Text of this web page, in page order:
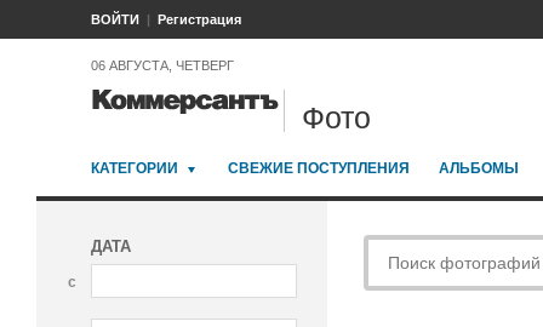
ВОЙТИ Регистрация
06 АВГУСТА, ЧЕТВЕРГ
Фото
КАТЕГОРИИ СВЕЖИЕ ПОСТУПЛЕНИЯ АЛЬБОМЫ
ДАТА
с